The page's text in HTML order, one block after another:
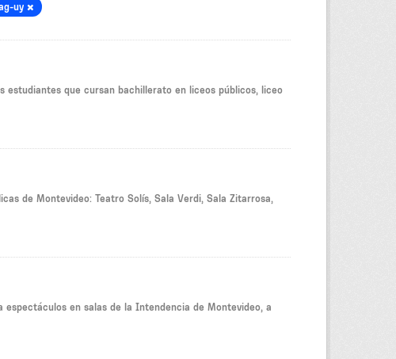
uy
que cursan bachillerato en liceos públicos, liceo
de Montevideo: Teatro Solís, Sala Verdi, Sala Zitarrosa,
en salas de la Intendencia de Montevideo, a